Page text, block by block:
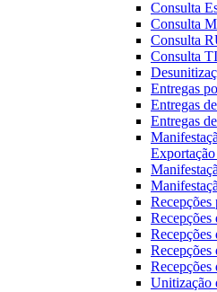
Consulta
Consulta
Consulta
Consulta
Entregas
Entregas
Entregas
Recepções
Recepções
Unitização